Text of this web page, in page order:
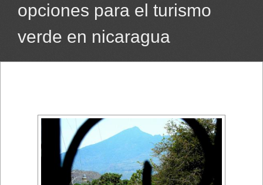
opciones para el turismo
verde en nicaragua